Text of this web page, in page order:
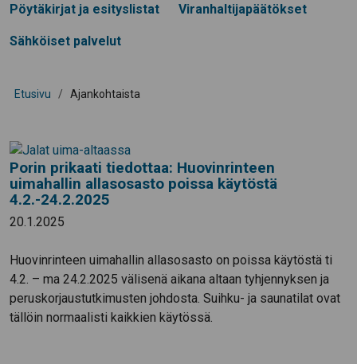
Pöytäkirjat ja esityslistat Viranhaltijapäätökset
Sähköiset palvelut
Etusivu / Ajankohtaista
Porin prikaati tiedottaa: Huovinrinteen
uimahallin allasosasto poissa käytöstä
4.2.-24.2.2025
20.1.2025
Huovinrinteen uimahallin allasosasto on poissa käytöstä ti
4.2. – ma 24.2.2025 välisenä aikana altaan tyhjennyksen ja
peruskorjaustutkimusten johdosta. Suihku- ja saunatilat ovat
tällöin normaalisti kaikkien käytössä.